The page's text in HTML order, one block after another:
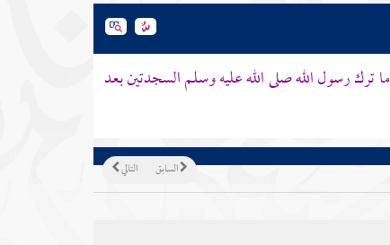
ما ترك رسول الله صلى الله عليه وسلم السجدتين بعد
التالي السابق